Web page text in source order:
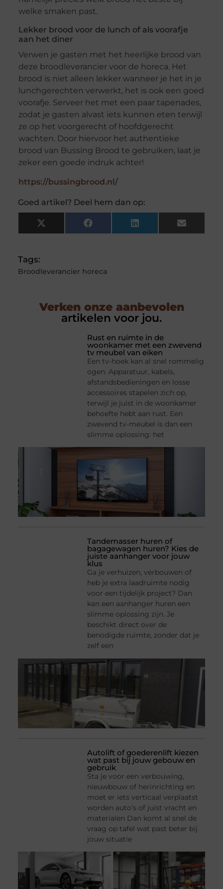
welke smaken past.
Lekker brood voor de lunch of als voorafje
aan het diner
Verwen je gasten met het heerlijke brood van
deze broodleverancier voor de horeca. Het
brood is niet alleen lekker wanneer je het in je
lunchgerechten verwerkt, het is ook een goed
voorafje. Serveer het met een paar tapenades,
zodat je gasten alvast iets kunnen eten terwijl
ze op het voorgerecht of hoofdgerecht
wachten. Door hiervoor het authentieke
brood van Bussing Brood te gebruiken, laat je
zeker een goede indruk achter!
https://bussingbrood.nl/
Goed artikel? Deel hem dan op:
X
(Twitter)
Facebook LinkedIn Email
Tags:
Broodleverancier horeca
Verken onze aanbevolen
artikelen voor jou.
Rust en ruimte in de
woonkamer met een zwevend
tv meubel van eiken
Een tv-hoek kan al snel rommelig
ogen. Apparatuur, kabels,
afstandsbedieningen en losse
accessoires stapelen zich op,
terwijl je juist in de woonkamer
behoefte hebt aan rust. Een
zwevend tv-meubel is dan een
slimme oplossing: het
Tandemasser huren of
bagagewagen huren? Kies de
juiste aanhanger voor jouw
klus
Ga je verhuizen, verbouwen of
heb je extra laadruimte nodig
voor een tijdelijk project? Dan
kan een aanhanger huren een
slimme oplossing zijn. Je
beschikt direct over de
benodigde ruimte, zonder dat je
zelf een
Autolift of goederenlift kiezen
wat past bij jouw gebouw en
gebruik
Sta je voor een verbouwing,
nieuwbouw of herinrichting en
moet er iets verticaal verplaatst
worden auto’s of juist vracht en
materialen Dan komt al snel de
vraag op tafel wat past beter bij
jouw situatie